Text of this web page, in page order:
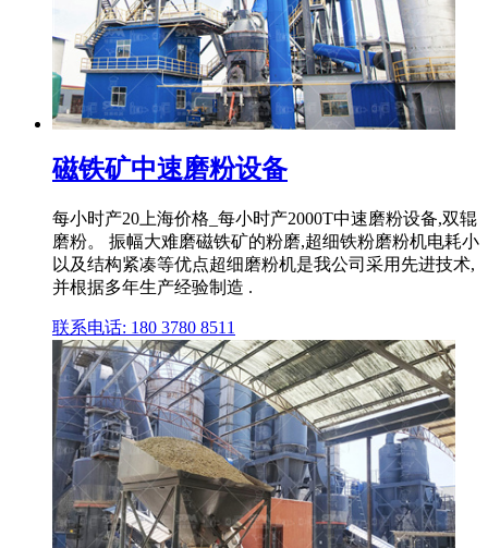
磁铁矿中速磨粉设备
每小时产20上海价格_每小时产2000T中速磨粉设备,双辊
磨粉。 振幅大难磨磁铁矿的粉磨,超细铁粉磨粉机电耗小
以及结构紧凑等优点超细磨粉机是我公司采用先进技术,
并根据多年生产经验制造 .
联系电话: 180 3780 8511